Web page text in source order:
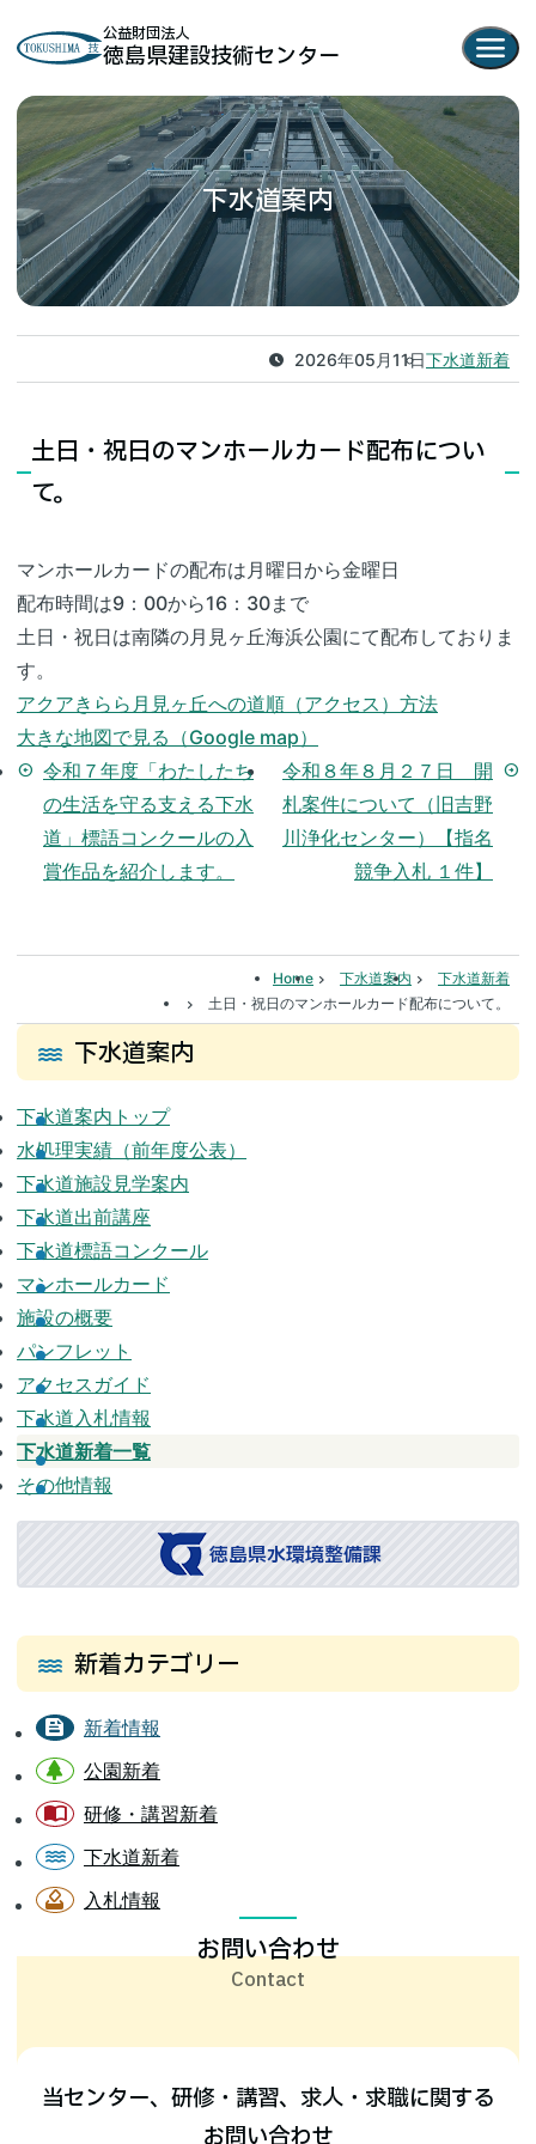
公益財団法人
徳島県建設技術センター menu
下水道案内
2026年05月11日下水道新着
土日・祝日のマンホールカード配布につい
て。
マンホールカードの配布は月曜日から金曜日
配布時間は9：00から16：30まで
土日・祝日は南隣の月見ヶ丘海浜公園にて配布しておりま
す。
アクアきらら月見ヶ丘への道順（アクセス）方法
大きな地図で見る（Google map）
arrow_circle_left 令和７年度「わたしたち
の生活を守る支える下水
道」標語コンクールの入
賞作品を紹介します。
令和８年８⽉２７⽇ 開
札案件について（旧吉野
川浄化センター）【指名
競争⼊札 １件】
arrow_circle_right
Home 下水道案内
下水道新着
土日・祝日のマンホールカード配布について。
下水道案内
下水道案内トップ
水処理実績 （前年度公表）
下水道施設見学案内
下水道出前講座
下水道標語コンクール
マンホールカード
施設の概要
パンフレット
アクセスガイド
下水道入札情報
下水道新着一覧
その他情報
徳島県水環境整備課
新着カテゴリー
新着情報
公園新着
研修・講習新着
下水道新着
入札情報
お問い合わせ
当センター、研修・講習、求人・求職に関する
お問い合わせ